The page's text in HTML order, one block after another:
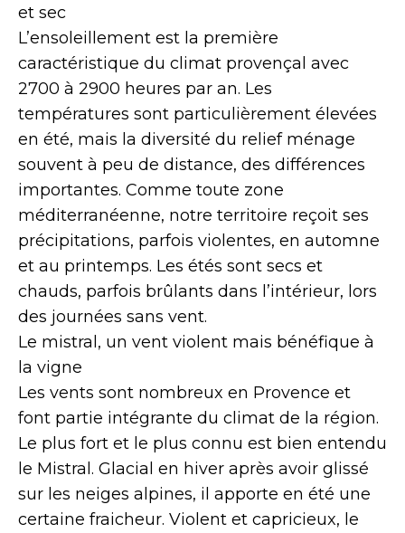
et sec
L’ensoleillement est la première
caractéristique du climat provençal avec
2700 à 2900 heures par an. Les
températures sont particulièrement élevées
en été, mais la diversité du relief ménage
souvent à peu de distance, des différences
importantes. Comme toute zone
méditerranéenne, notre territoire reçoit ses
précipitations, parfois violentes, en automne
et au printemps. Les étés sont secs et
chauds, parfois brûlants dans l’intérieur, lors
des journées sans vent.
Le mistral, un vent violent mais bénéfique à
la vigne
Les vents sont nombreux en Provence et
font partie intégrante du climat de la région.
Le plus fort et le plus connu est bien entendu
le Mistral. Glacial en hiver après avoir glissé
sur les neiges alpines, il apporte en été une
certaine fraicheur. Violent et capricieux, le